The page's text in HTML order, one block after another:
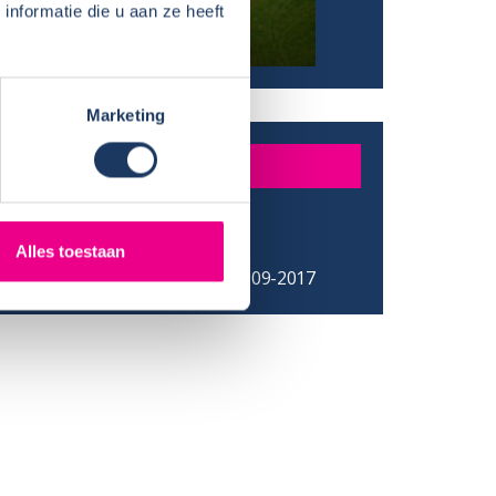
die u aan ze heeft
Marketing
Alles toestaan
Fam Tak
Provincie: Hilversum
16-09-2017 tot 30-09-2017